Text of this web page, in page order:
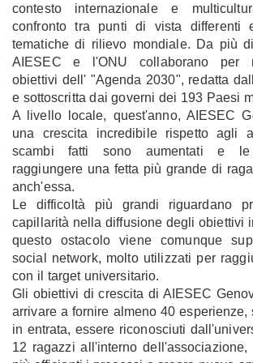
contesto internazionale e
confronto tra punti di vista differenti
tematiche di rilievo mondiale. Da più
AIESEC e l'ONU collaborano per
obiettivi dell' "Agenda 2030", redatta
e sottoscritta dai governi dei 193 Paesi
A livello locale, quest'anno, AIESEC
una crescita incredibile rispetto agli
scambi fatti sono aumentati e
raggiungere una fetta più grande di
anch'essa.
Le difficoltà più grandi riguardano
capillarità nella diffusione degli obiettivi
questo ostacolo viene comunque
social network, molto utilizzati per
con il target universitario.
Gli obiettivi di crescita di AIESEC
arrivare a fornire almeno 40
in entrata, essere riconosciuti
12 ragazzi all'interno